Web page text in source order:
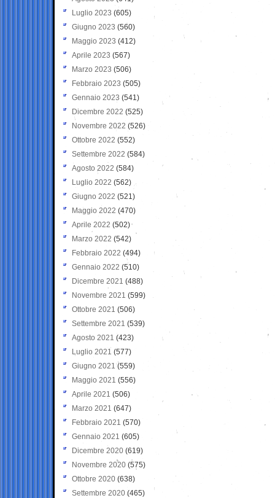
Luglio 2023 (605)
Giugno 2023 (560)
Maggio 2023 (412)
Aprile 2023 (567)
Marzo 2023 (506)
Febbraio 2023 (505)
Gennaio 2023 (541)
Dicembre 2022 (525)
Novembre 2022 (526)
Ottobre 2022 (552)
Settembre 2022 (584)
Agosto 2022 (584)
Luglio 2022 (562)
Giugno 2022 (521)
Maggio 2022 (470)
Aprile 2022 (502)
Marzo 2022 (542)
Febbraio 2022 (494)
Gennaio 2022 (510)
Dicembre 2021 (488)
Novembre 2021 (599)
Ottobre 2021 (506)
Settembre 2021 (539)
Agosto 2021 (423)
Luglio 2021 (577)
Giugno 2021(559)
Maggio 2021 (556)
Aprile 2021 (506)
Marzo 2021 (647)
Febbraio 2021 (570)
Gennaio 2021 (605)
Dicembre 2020 (619)
Novembre 2020 (575)
Ottobre 2020 (638)
Settembre 2020(465)